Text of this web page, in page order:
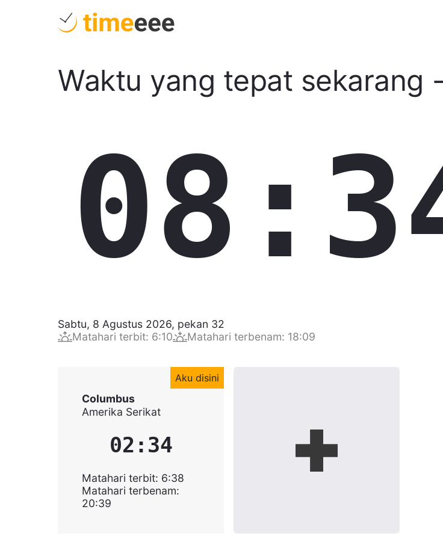
Waktu yang tepat sekarang -
Sabtu, 8 Agustus 2026, pekan 32
Matahari terbit: 6:10 Matahari terbenam: 18:09
Aku disini
Columbus
Amerika Serikat
02:34
Matahari terbit: 6:38
Matahari terbenam:
20:39